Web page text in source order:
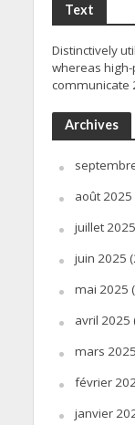
Text
Distinctively
whereas
communicate
Archives
août 2025
juillet 2025
juin 2025
mai 2025
avril 2025
mars 2025
février
janvier